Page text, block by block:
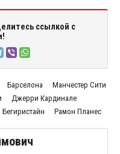
ссылкой с
Барселона
Манчестер Сити
Джерри Кардинале
Рамон Планес